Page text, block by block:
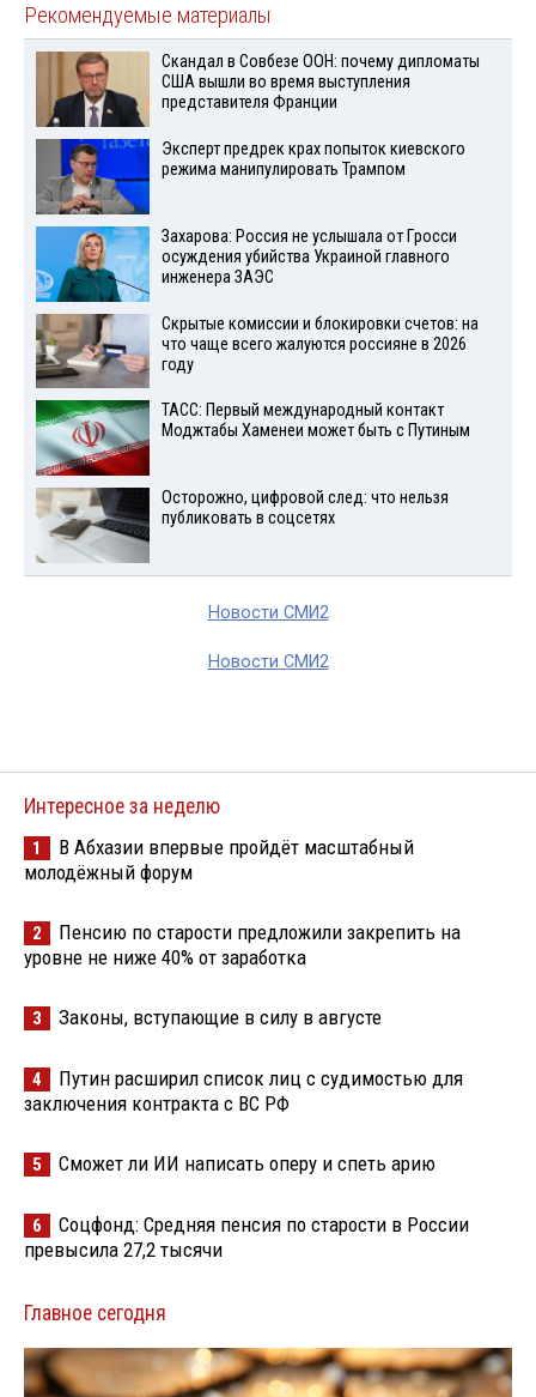
Рекомендуемые материалы
Скандал в Совбезе ООН: почему дипломаты
США вышли во время выступления
представителя Франции
Эксперт предрек крах попыток киевского
режима манипулировать Трампом
Захарова: Россия не услышала от Гросси
осуждения убийства Украиной главного
инженера ЗАЭС
Скрытые комиссии и блокировки счетов: на
что чаще всего жалуются россияне в 2026
году
ТАСС: Первый международный контакт
Моджтабы Хаменеи может быть с Путиным
Осторожно, цифровой след: что нельзя
публиковать в соцсетях
Новости СМИ2
Новости СМИ2
Интересное за неделю
1
В Абхазии впервые пройдёт масштабный
молодёжный форум
2
Пенсию по старости предложили закрепить на
уровне не ниже 40% от заработка
3 Законы, вступающие в силу в августе
4
Путин расширил список лиц с судимостью для
заключения контракта с ВС РФ
5 Сможет ли ИИ написать оперу и спеть арию
6
Соцфонд: Средняя пенсия по старости в России
превысила 27,2 тысячи
Главное сегодня